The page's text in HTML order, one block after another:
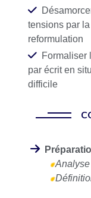
tensions par la
reformulation
Formaliser
par écrit en
difficile